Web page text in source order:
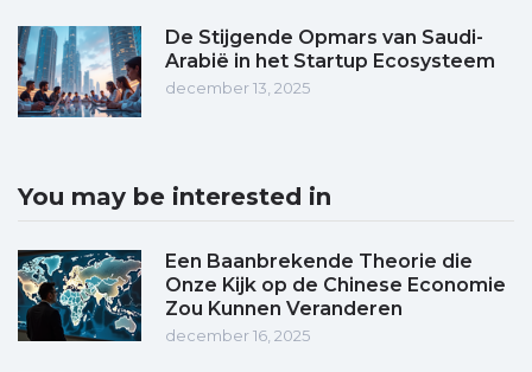
De Stijgende Opmars van Saudi-
Arabië in het Startup Ecosysteem
december 13, 2025
You may be interested in
Een Baanbrekende Theorie die
Onze Kijk op de Chinese Economie
Zou Kunnen Veranderen
december 16, 2025